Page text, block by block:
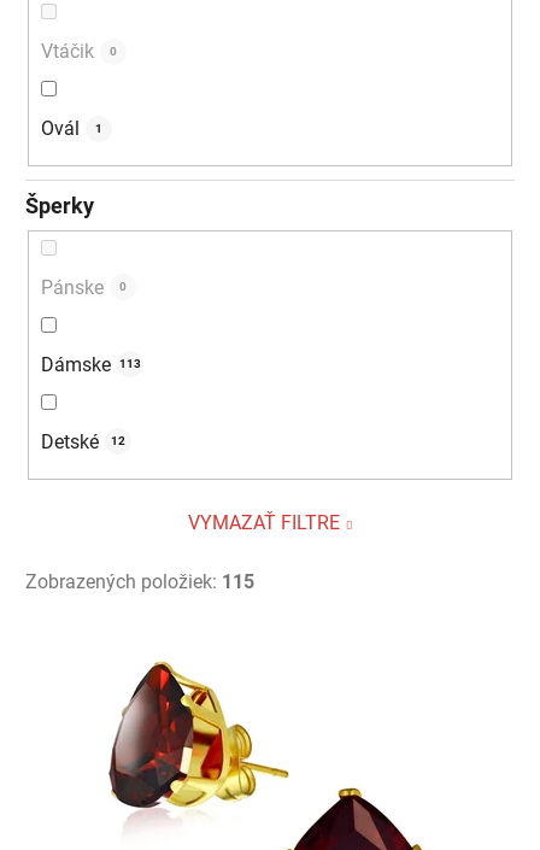
Vtáčik 0
Ovál 1
Šperky
Pánske 0
Dámske 113
Detské 12
VYMAZAŤ FILTRE
Zobrazených položiek: 115